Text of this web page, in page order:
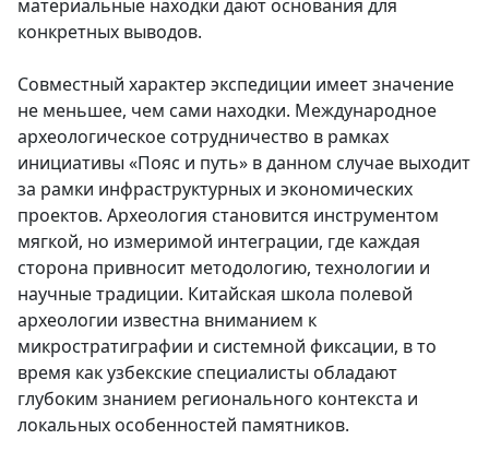
материальные находки дают основания для
конкретных выводов.
Совместный характер экспедиции имеет значение
не меньшее, чем сами находки. Международное
археологическое сотрудничество в рамках
инициативы «Пояс и путь» в данном случае выходит
за рамки инфраструктурных и экономических
проектов. Археология становится инструментом
мягкой, но измеримой интеграции, где каждая
сторона привносит методологию, технологии и
научные традиции. Китайская школа полевой
археологии известна вниманием к
микростратиграфии и системной фиксации, в то
время как узбекские специалисты обладают
глубоким знанием регионального контекста и
локальных особенностей памятников.